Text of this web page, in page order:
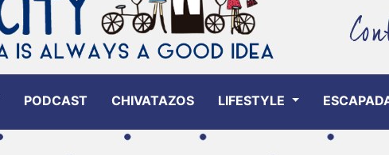
PODCAST CHIVATAZOS LIFESTYLE